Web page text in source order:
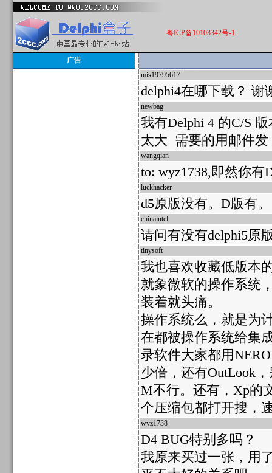
粤ICP备10103342号-1
广告
mis19795617
delphi4在哪下载？ 谢
newbag
我有Delphi 4 的C/S
太大 需要的用邮件发
wangqian
to: wyz1738,即然你有
luckhacker
d5原版没有。D版有。
chinaintel
请问有没有delphi5原
tinysoft
我也喜欢收藏低版本
就象微软的操作系统
装着就头痛。
操作系统么，就是为
在都被操作系统给集
录软件大家都用
少倍，还有OutLook
M不行。还有，Xp的
个压缩包都打开搜，
wyz1738
D4 BUG特别多吗？
我原来买过一张，用